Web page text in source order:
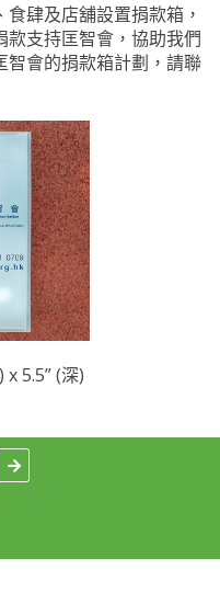
肆及店舖設置捐款箱，
支持匡智會，協助我們
智會的捐款箱計劃，請聯
x 5.5” (深)